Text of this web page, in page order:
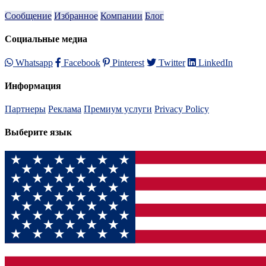
Сообщение Избранное Компании Блог
Социальные медиа
Whatsapp Facebook Pinterest Twitter LinkedIn
Информация
Партнеры Реклама Премиум услуги Privacy Policy
Выберите язык